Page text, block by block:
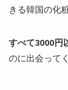
きる韓国の化
すべて3000円
のに出会って